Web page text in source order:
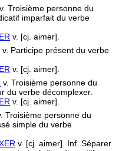
v. Troisième personne du
imparfait du verbe
v. [cj. aimer].
v. Participe présent du verbe
v. [cj. aimer].
v. Troisième personne du
du verbe décomplexer.
v. [cj. aimer].
Troisième personne du
simple du verbe
v. [cj. aimer]. Inf. Séparer